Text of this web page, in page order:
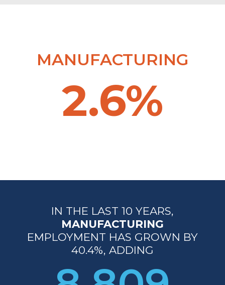
MANUFACTURING
2.6%
IN THE LAST 10 YEARS,
MANUFACTURING
EMPLOYMENT HAS GROWN BY
40.4%, ADDING